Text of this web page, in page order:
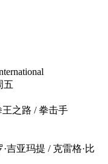
五
之路 / 拳击手
吉亚玛提 / 克雷格·比